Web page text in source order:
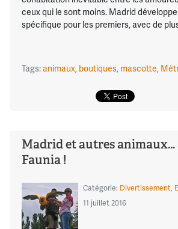
ceux qui le sont moins. Madrid
spécifique pour les premiers, avec de
Tags:animaux, boutiques, mascotte,
Madrid et autres animaux…
Faunia !
Catégorie: Divertissement,
11 juillet 2016